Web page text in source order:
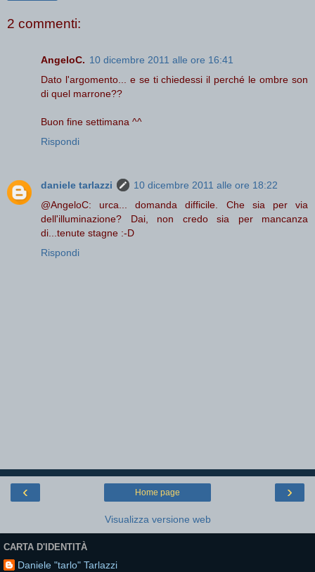
2 commenti:
AngeloC. 10 dicembre 2011 alle ore 16:41
Dato l'argomento... e se ti chiedessi il perché le ombre son
di quel marrone??
Buon fine settimana ^^
Rispondi
daniele tarlazzi
10 dicembre 2011 alle ore 18:22
@AngeloC: urca... domanda difficile. Che sia per via
dell'illuminazione? Dai, non credo sia per mancanza
di...tenute stagne :-D
Rispondi
‹ ›
Home page
Visualizza versione web
CARTA D'IDENTITÀ
Daniele "tarlo" Tarlazzi